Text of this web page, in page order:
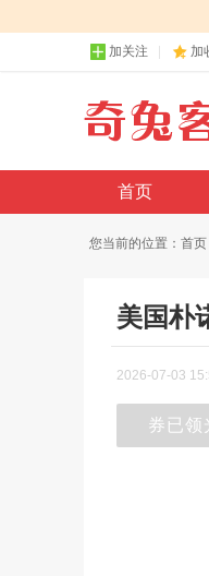
加关注 加
首页
您当前的位置： 首页
美国朴
2026-07-03
券已领